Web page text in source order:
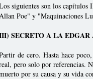
siguientes son los
Poe" y "Maquinaciones
SECRETO A LA EDGAR
de cero. Hasta hace
pero solo por referencias.
por su causa y su vida